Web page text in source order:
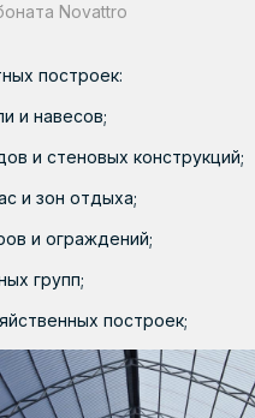
Novattro
построек:
и навесов;
и стеновых конструкций;
и зон отдыха;
и ограждений;
групп;
построек;